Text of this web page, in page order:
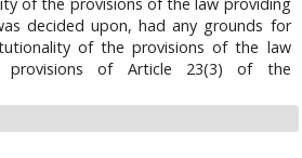
decided upon, had any grounds for
of the provisions of the law
of Article 23(3) of the